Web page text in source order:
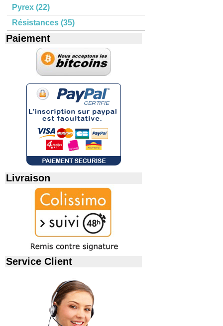
Pyrex (22)
Résistances (35)
Paiement
Livraison
Service Client